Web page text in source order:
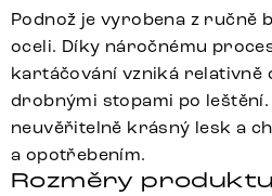
Podnož je vyrobena z ručně
oceli. Díky náročnému
kartáčování vzniká relativně
drobnými stopami po
neuvěřitelně krásný lesk a
a opotřebením.
Rozměry